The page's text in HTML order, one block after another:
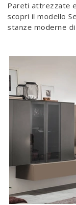
Pareti attrezzate
scopri il modello
stanze moderne